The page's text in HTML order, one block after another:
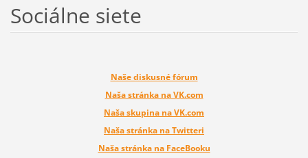
Sociálne siete
Naše diskusné fórum
Naša stránka na VK.com
Naša skupina na VK.com
Naša stránka na Twitteri
Naša stránka na FaceBooku